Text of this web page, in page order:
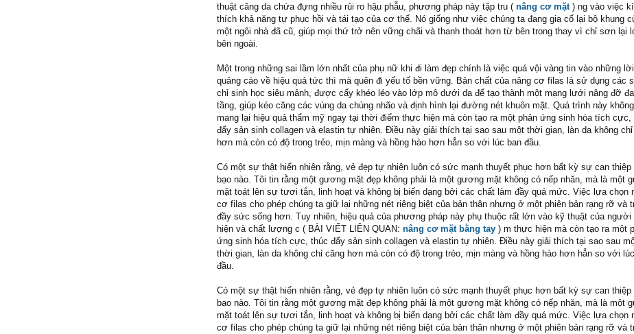
thuật căng da chứa đựng nhiều rủi ro hậu phẫu, phương pháp này tập tru ( nâng cơ mặt) ng vào việc
thích khả năng tự phục hồi và tái tạo của cơ thể. Nó giống như việc chúng ta đang gia cố lại bộ khung
một ngôi nhà đã cũ, giúp mọi thứ trở nên vững chãi và thanh thoát hơn từ bên trong thay vì chỉ sơn lại
bên ngoài.
Một trong những sai lầm lớn nhất của phụ nữ khi đi làm đẹp chính là việc quá vội vàng tin vào những lời
quảng cáo về hiệu quả tức thì mà quên đi yếu tố bền vững. Bản chất của nâng cơ filas là sử dụng các
chỉ sinh học siêu mảnh, được cấy khéo léo vào lớp mô dưới da để tạo thành một mạng lưới nâng đỡ đa
tầng, giúp kéo căng các vùng da chùng nhão và định hình lại đường nét khuôn mặt. Quá trình này
mang lại hiệu quả thẩm mỹ ngay tại thời điểm thực hiện mà còn tạo ra một phản ứng sinh hóa tích cực,
đẩy sản sinh collagen và elastin tự nhiên. Điều này giải thích tại sao sau một thời gian, làn da không
hơn mà còn có độ trong trẻo, mịn màng và hồng hào hơn hẳn so với lúc ban đầu.
Có một sự thật hiển nhiên rằng, vẻ đẹp tự nhiên luôn có sức mạnh thuyết phục hơn bất kỳ sự can thiệp
bạo nào. Tôi tin rằng một gương mặt đẹp không phải là một gương mặt không có nếp nhăn, mà là một
mặt toát lên sự tươi tắn, linh hoạt và không bị biến dạng bởi các chất làm đầy quá mức. Việc lựa chọn
cơ filas cho phép chúng ta giữ lại những nét riêng biệt của bản thân nhưng ở một phiên bản rạng rỡ và
đầy sức sống hơn. Tuy nhiên, hiệu quả của phương pháp này phụ thuộc rất lớn vào kỹ thuật của người
hiện và chất lượng c ( BÀI VIẾT LIÊN QUAN: nâng cơ mặt bằng tay ) m thực hiện mà còn tạo ra một
ứng sinh hóa tích cực, thúc đẩy sản sinh collagen và elastin tự nhiên. Điều này giải thích tại sao sau
thời gian, làn da không chỉ căng hơn mà còn có độ trong trẻo, mịn màng và hồng hào hơn hẳn so với
đầu.
Có một sự thật hiển nhiên rằng, vẻ đẹp tự nhiên luôn có sức mạnh thuyết phục hơn bất kỳ sự can thiệp
bạo nào. Tôi tin rằng một gương mặt đẹp không phải là một gương mặt không có nếp nhăn, mà là một
mặt toát lên sự tươi tắn, linh hoạt và không bị biến dạng bởi các chất làm đầy quá mức. Việc lựa chọn
cơ filas cho phép chúng ta giữ lại những nét riêng biệt của bản thân nhưng ở một phiên bản rạng rỡ và